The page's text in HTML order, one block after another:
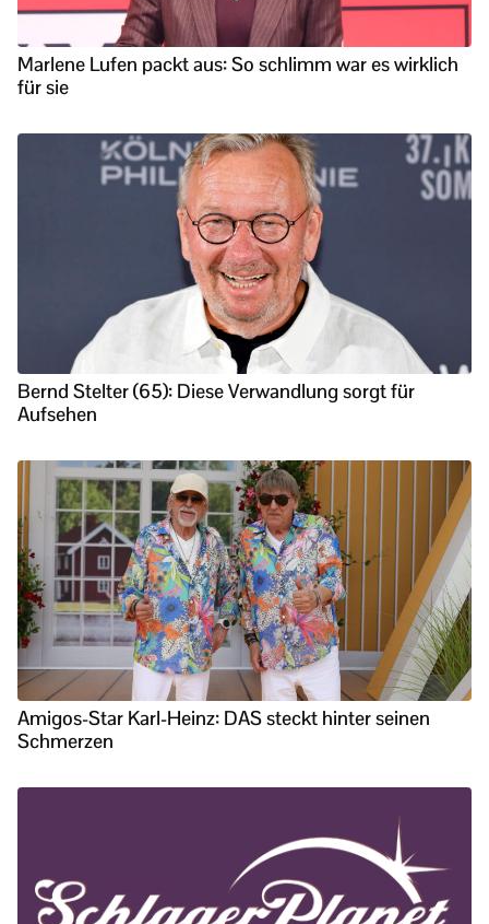
Marlene Lufen packt aus: So schlimm war es wirklich
für sie
Bernd Stelter (65): Diese Verwandlung sorgt für
Aufsehen
Amigos-Star Karl-Heinz: DAS steckt hinter seinen
Schmerzen